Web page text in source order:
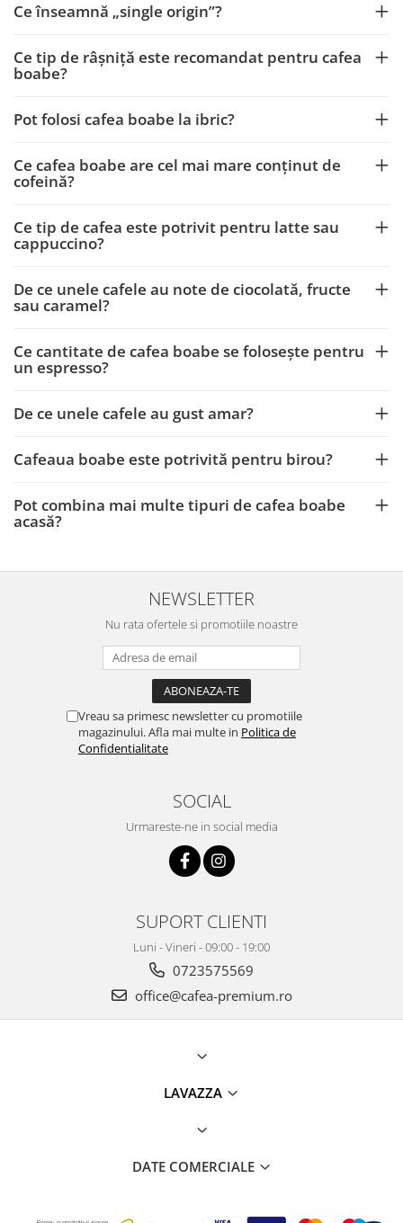
Ce înseamnă „single origin”?
Ce tip de râșniță este recomandat pentru cafea
boabe?
Pot folosi cafea boabe la ibric?
Ce cafea boabe are cel mai mare conținut de
cofeină?
Ce tip de cafea este potrivit pentru latte sau
cappuccino?
De ce unele cafele au note de ciocolată, fructe
sau caramel?
Ce cantitate de cafea boabe se folosește pentru
un espresso?
De ce unele cafele au gust amar?
Cafeaua boabe este potrivită pentru birou?
Pot combina mai multe tipuri de cafea boabe
acasă?
NEWSLETTER
Nu rata ofertele si promotiile noastre
Vreau sa primesc newsletter cu promotiile
magazinului. Afla mai multe in Politica de
Confidentialitate
SOCIAL
Urmareste-ne in social media
SUPORT CLIENTI
Luni - Vineri - 09:00 - 19:00
0723575569
office@cafea-premium.ro
LAVAZZA
DATE COMERCIALE